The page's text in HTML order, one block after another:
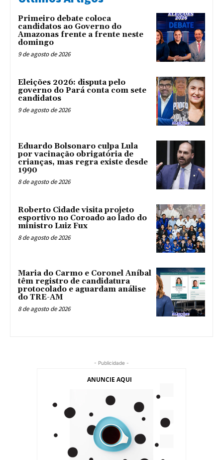
Primeiro debate coloca
candidatos ao Governo do
Amazonas frente a frente neste
domingo
9 de agosto de 2026
Eleições 2026: disputa pelo
governo do Pará conta com sete
candidatos
9 de agosto de 2026
Eduardo Bolsonaro culpa Lula
por vacinação obrigatória de
crianças, mas regra existe desde
1990
8 de agosto de 2026
Roberto Cidade visita projeto
esportivo no Coroado ao lado do
ministro Luiz Fux
8 de agosto de 2026
Maria do Carmo e Coronel Aníbal
têm registro de candidatura
protocolado e aguardam análise
do TRE-AM
8 de agosto de 2026
- Publicidade -